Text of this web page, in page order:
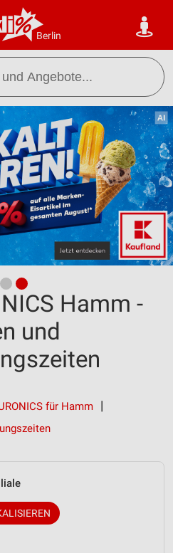
Berlin
Hamm -
und
für Hamm